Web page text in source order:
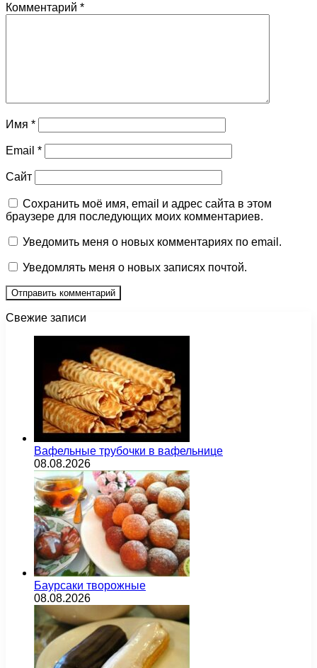
Комментарий *
Имя *
Email *
Сайт
Сохранить моё имя, email и адрес сайта в этом
браузере для последующих моих комментариев.
Уведомить меня о новых комментариях по email.
Уведомлять меня о новых записях почтой.
Свежие записи
Вафельные трубочки в вафельнице
08.08.2026
Баурсаки творожные
08.08.2026